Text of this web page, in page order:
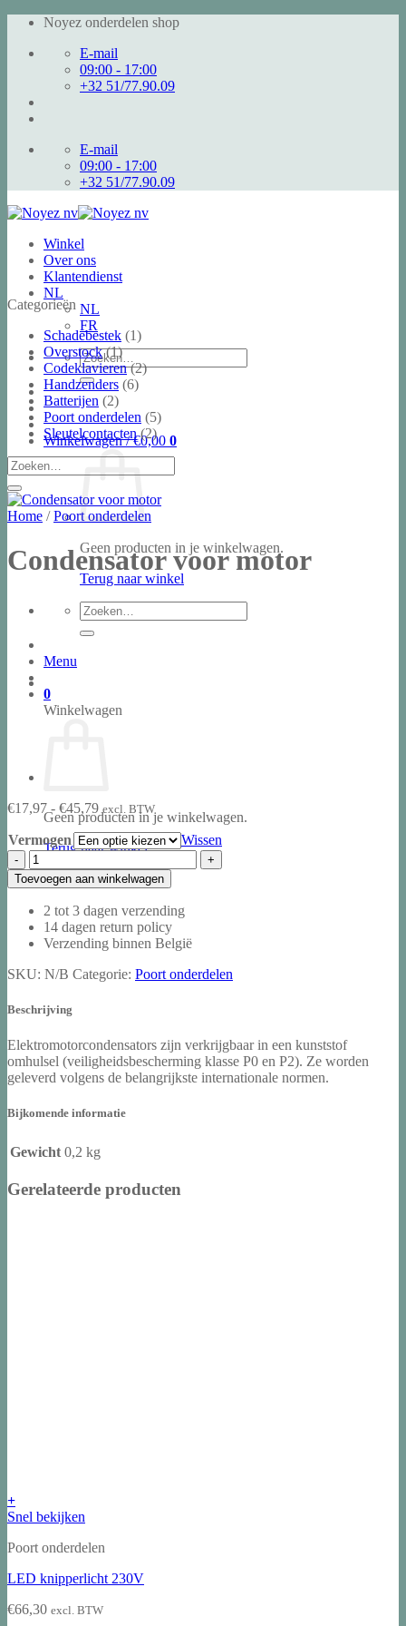
Skip
content
Noyez onderdelen shop
E-mail
09:00 - 17:00
+32 51/77.90.09
E-mail
09:00 - 17:00
+32 51/77.90.09
Winkel
Over ons
Klantendienst
NL
NL
FR
Zoeken
naar:
Winkelwagen /€0,00 0
Geen producten in je winkelwagen.
Terug naar winkel
Zoeken
naar:
Menu
0
Winkelwagen
Geen producten in je winkelwagen.
Terug naar winkel
Categorieën
Schadebestek (1)
Overstock (1)
Codeklavieren (2)
Handzenders (6)
Batterijen (2)
Poort onderdelen (5)
Sleutelcontacten (2)
Zoeken
naar:
Home / Poort onderdelen
Condensator voor motor
€17,97 - €45,79Prijsklasse:
€17,97
tot
€45,79
excl. BTW
Vermogen
Wissen
Condensator
voor
motor
aantal
Toevoegen aan winkelwagen
2 tot 3 dagen verzending
14 dagen return policy
Verzending binnen België
SKU: N/B Categorie: Poort onderdelen
Beschrijving
Elektromotorcondensators zijn verkrijgbaar in een kunststof
omhulsel (veiligheidsbescherming klasse P0 en P2). Ze worden
geleverd volgens de belangrijkste internationale normen.
Bijkomende informatie
Gewicht 0,2 kg
Gerelateerde producten
+
Snel bekijken
Poort onderdelen
LED knipperlicht 230V
€66,30 excl. BTW